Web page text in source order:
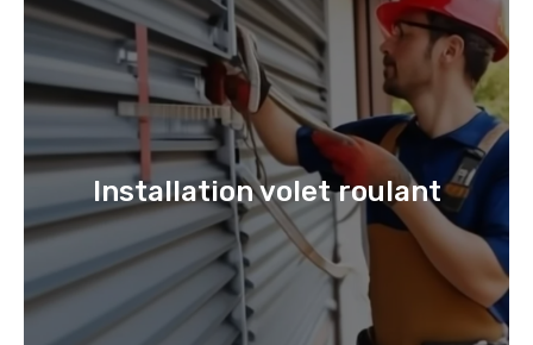
Installation volet roulant